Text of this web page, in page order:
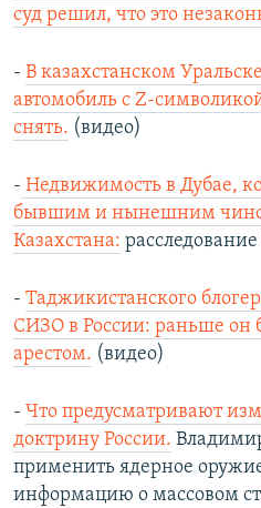
суд решил, что это
- В казахстанском
автомобиль с Z-
снять. (видео)
- Недвижимость в Дубае,
бывшим и нынешним
Казахстана:
- Таджикистанского
СИЗО в России: раньше
арестом. (видео)
- Что предусматривают
доктрину России.
применить ядерное
информацию о массовом